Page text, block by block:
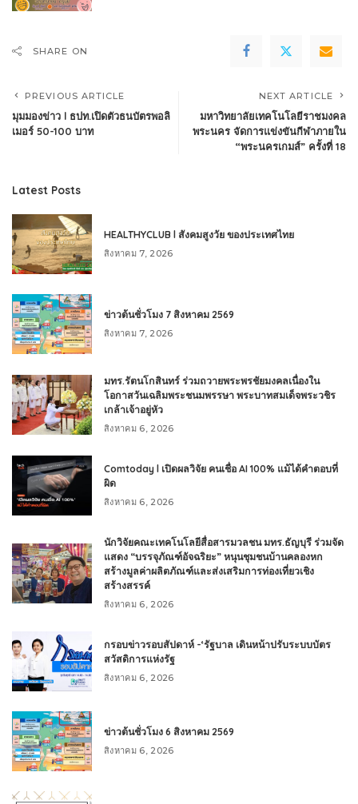
SHARE ON
PREVIOUS ARTICLE
มุมมองข่าว l ธปท.เปิดตัวธนบัตรพอลิ
เมอร์ 50-100 บาท
NEXT ARTICLE
มหาวิทยาลัยเทคโนโลยีราชมงคล
พระนคร จัดการแข่งขันกีฬาภายใน
“พระนครเกมส์” ครั้งที่ 18
Latest Posts
HEALTHYCLUB l สังคมสูงวัย ของประเทศไทย
สิงหาคม 7, 2026
ข่าวต้นชั่วโมง 7 สิงหาคม 2569
สิงหาคม 7, 2026
มทร.รัตนโกสินทร์ ร่วมถวายพระพรชัยมงคลเนื่องใน
โอกาสวันเฉลิมพระชนมพรรษา พระบาทสมเด็จพระวชิร
เกล้าเจ้าอยู่หัว
สิงหาคม 6, 2026
Comtoday l เปิดผลวิจัย คนเชื่อ AI 100% แม้ได้คำตอบที่
ผิด
สิงหาคม 6, 2026
นักวิจัยคณะเทคโนโลยีสื่อสารมวลชน มทร.ธัญบุรี ร่วมจัด
แสดง “บรรจุภัณฑ์อัจฉริยะ” หนุนชุมชนบ้านคลองหก
สร้างมูลค่าผลิตภัณฑ์และส่งเสริมการท่องเที่ยวเชิง
สร้างสรรค์
สิงหาคม 6, 2026
กรอบข่าวรอบสัปดาห์ -‘รัฐบาล เดินหน้าปรับระบบบัตร
สวัสดิการแห่งรัฐ
สิงหาคม 6, 2026
ข่าวต้นชั่วโมง 6 สิงหาคม 2569
สิงหาคม 6, 2026